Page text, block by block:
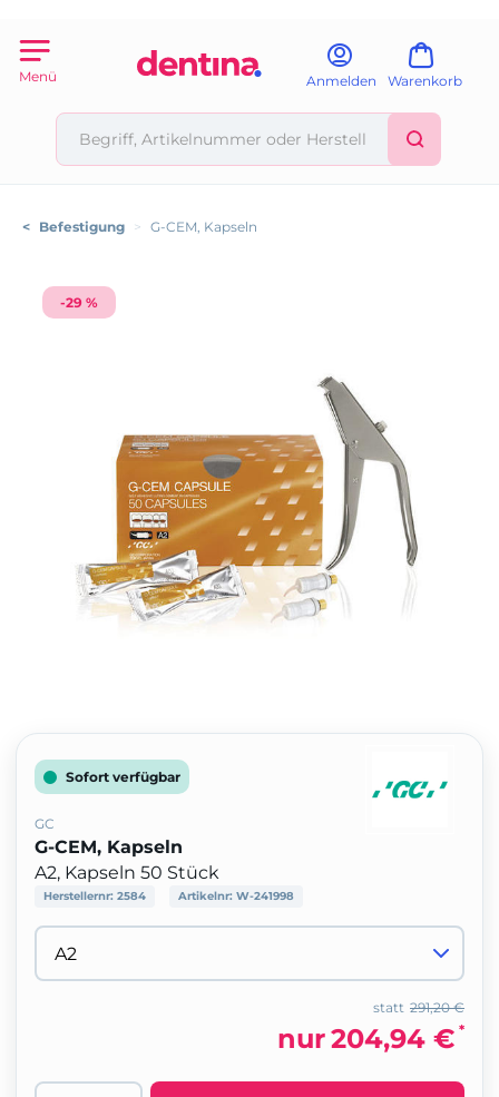
Menü Anmelden Warenkorb
< Befestigung > G-CEM, Kapseln
-29 %
Sofort verfügbar
GC
G-CEM, Kapseln
A2, Kapseln 50 Stück
Herstellernr: 2584 Artikelnr: W-241998
291,20 €
statt
nur204,94 € *